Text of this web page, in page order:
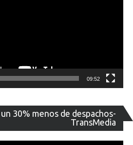
09:52
30% menos de despachos-
TransMedia
de